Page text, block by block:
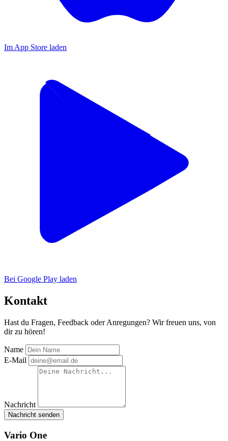
Im App Store laden
Bei Google Play laden
Kontakt
Hast du Fragen, Feedback oder Anregungen? Wir freuen uns, von
dir zu hören!
Name
E-Mail
Nachricht
Nachricht senden
Vario One